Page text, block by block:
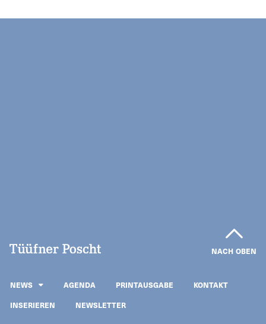
NACH OBEN
NEWS AGENDA PRINTAUSGABE
KONTAKT
INSERIEREN
NEWSLETTER